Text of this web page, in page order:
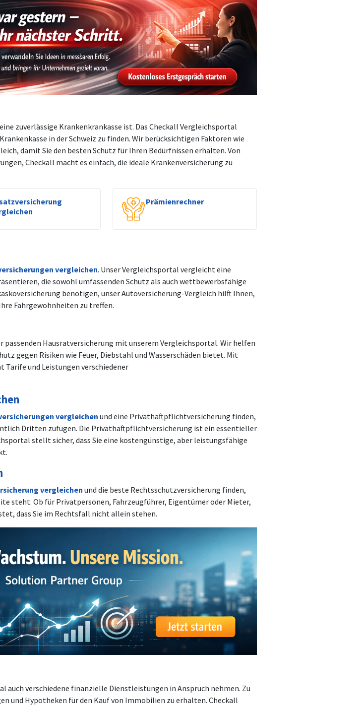
zuverlässige Krankenkrankasse ist. Das Checkall Vergleichsportal
in der Schweiz zu finden. Wir berücksichtigen Faktoren wie
damit Sie den besten Schutz für Ihren Bedürfnissen erhalten. Von
Checkall macht es einfach, die ideale Krankenversicherung zu
Prämienrechner
vergleichen. Unser Vergleichsportal vergleicht eine
die sowohl umfassenden Schutz als auch wettbewerbsfähige
benötigen, unser Autoversicherung-Vergleich hilft Ihnen,
Fahrgewohnheiten zu treffen.
passenden Hausratversicherung mit unserem Vergleichsportal. Wir helfen
gegen Risiken wie Feuer, Diebstahl und Wasserschäden bietet. Mit
Tarife und Leistungen verschiedener
vergleichen und eine Privathaftpflichtversicherung finden,
Dritten zufügen. Die Privathaftpflichtversicherung ist ein essentieller
stellt sicher, dass Sie eine kostengünstige, aber leistungsfähige
vergleichen und die beste Rechtsschutzversicherung finden,
steht. Ob für Privatpersonen, Fahrzeugführer, Eigentümer oder Mieter,
dass Sie im Rechtsfall nicht allein stehen.
auch verschiedene finanzielle Dienstleistungen in Anspruch nehmen. Zu
und Hypotheken für den Kauf von Immobilien zu erhalten. Checkall